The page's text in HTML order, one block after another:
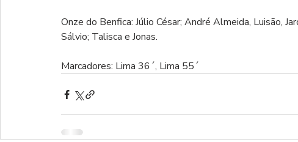
Onze do Benfica: Júlio César; André Almeida, Luisão,
Sálvio; Talisca e Jonas.
Marcadores: Lima 36´, Lima 55´